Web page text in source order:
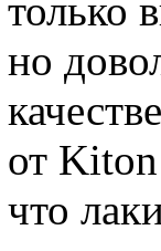
только
но
от
что